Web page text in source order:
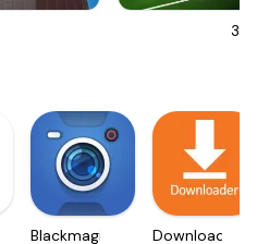
3D
Blackmagic
Downloader